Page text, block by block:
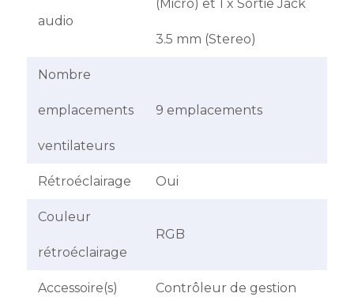
audio
(Micro) et 1 x Sortie Jack
3.5 mm (Stereo)
Nombre
emplacements
ventilateurs
9 emplacements
Rétroéclairage Oui
Couleur
rétroéclairage
RGB
Accessoire(s) Contrôleur de gestion